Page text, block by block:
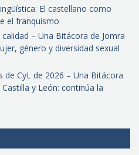
El castellano como
el franquismo
– Una Bitácora de Jomra
género y diversidad sexual
de CyL de 2026 – Una Bitácora
Castilla y León: continúa la